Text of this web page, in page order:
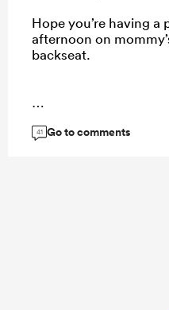
Hope you’re having a
afternoon on
backseat.
41 Go to comments